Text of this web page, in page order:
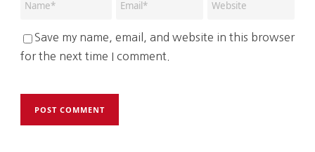
Save my name, email, and website in this browser
for the next time I comment.